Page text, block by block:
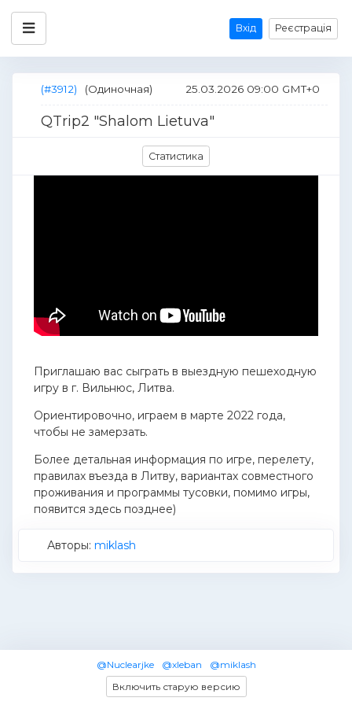
Вхід Реєстрація
(#3912) (Одиночная) 25.03.2026 09:00 GMT+0
QTrip2 "Shalom Lietuva"
Статистика
Приглашаю вас сыграть в выездную пешеходную
игру в г. Вильнюс, Литва.
Ориентировочно, играем в марте 2022 года,
чтобы не замерзать.
Более детальная информация по игре, перелету,
правилах въезда в Литву, вариантах совместного
проживания и программы тусовки, помимо игры,
появится здесь позднее)
Авторы: miklash
@Nuclearjke @xleban
@miklash
Включить старую версию